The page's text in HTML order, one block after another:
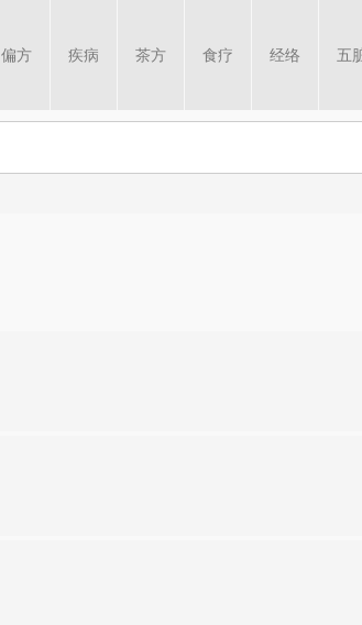
偏方 疾病 茶方 食疗 经络 五